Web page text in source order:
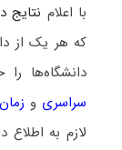
با اعلام نتایج
که هر یک از
دانشگاه‌ها
سراسری و
لازم به اطلاع